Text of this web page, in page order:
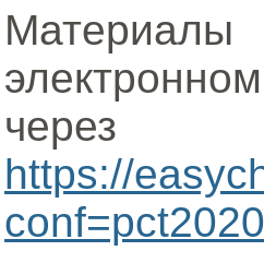
через
https://
conf=pct2020